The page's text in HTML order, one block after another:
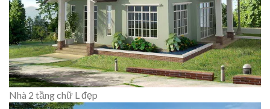
Nhà 2 tầng chữ L đẹp